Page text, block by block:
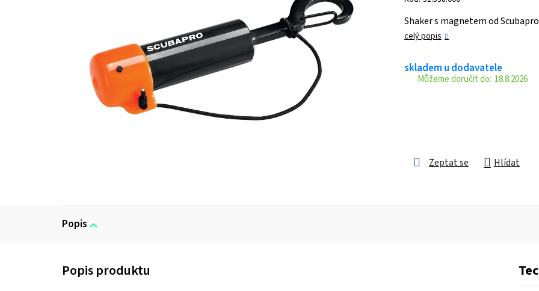
0,0
z 5
Shaker s magnetem od
celý popis
skladem u dodavatele
18.8.2026
Zeptat se Hlídat
Popis